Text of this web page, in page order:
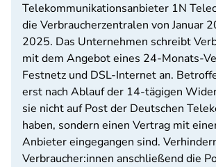
Telekommunikationsanbieter 1N
die Verbraucherzentralen von Januar
2025. Das Unternehmen schreibt
mit dem Angebot eines 24-Monats-
Festnetz und DSL-Internet an.
erst nach Ablauf der 14-tägigen
sie nicht auf Post der Deutschen
haben, sondern einen Vertrag mit
Anbieter eingegangen sind.
Verbraucher:innen anschließend die